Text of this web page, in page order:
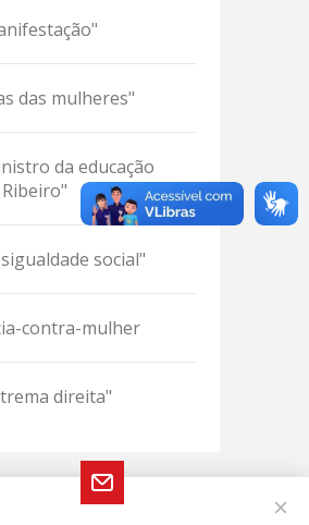
das mulheres"
da educação
social"
contra-mulher
direita"